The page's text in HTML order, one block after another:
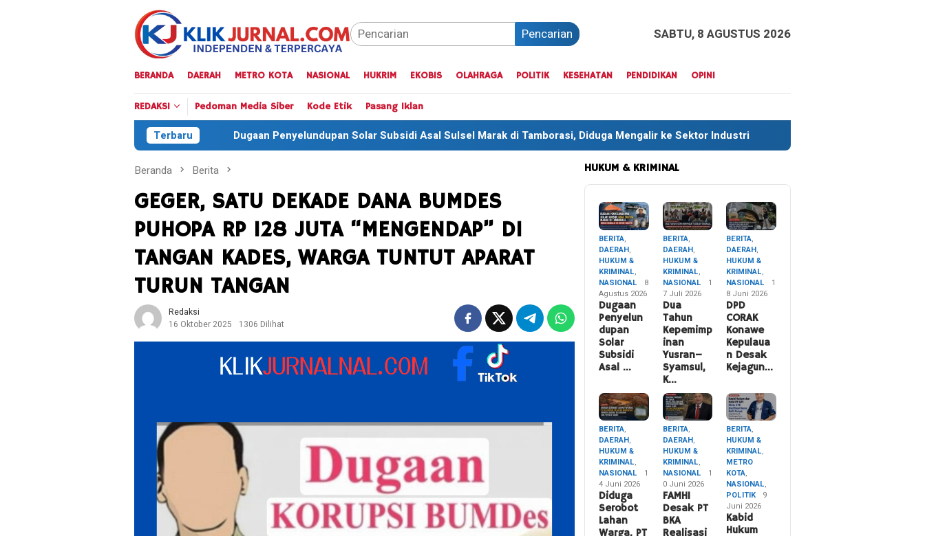
Pencarian SABTU, 8 AGUSTUS 2026
BERANDA DAERAH METRO KOTA NASIONAL HUKRIM EKOBIS OLAHRAGA POLITIK KESEHATAN PENDIDIKAN OPINI
REDAKSI Pedoman Media Siber Kode Etik Pasang Iklan
Terbaru
Dugaan Penyelundupan Solar Subsidi Asal Sulsel Marak di Tamborasi, Diduga Mengalir ke Sektor Industri Sekitar 35 Ribu Peserta Meriahkan Defile HUT
Beranda Berita
GEGER, SATU DEKADE DANA BUMDES
PUHOPA RP 128 JUTA “MENGENDAP” DI
TANGAN KADES, WARGA TUNTUT APARAT
TURUN TANGAN
Redaksi
16 Oktober 2025
1306 Dilihat
HUKUM & KRIMINAL
BERITA,
DAERAH,
HUKUM &
KRIMINAL,
NASIONAL
8
Agustus 2026
Dugaan
Penyelun
dupan
Solar
Subsidi
Asal …
BERITA,
DAERAH,
HUKUM &
KRIMINAL,
NASIONAL
1
7 Juli 2026
Dua
Tahun
Kepemimp
inan
Yusran–
Syamsul,
K…
BERITA,
DAERAH,
HUKUM &
KRIMINAL,
NASIONAL
1
8 Juni 2026
DPD
CORAK
Konawe
Kepulaua
n Desak
Kejagun…
BERITA,
DAERAH,
HUKUM &
KRIMINAL,
NASIONAL
1
4 Juni 2026
Diduga
Serobot
Lahan
Warga, PT
BERITA,
DAERAH,
HUKUM &
KRIMINAL,
NASIONAL
1
0 Juni 2026
FAMHI
Desak PT
BKA
Realisasi
BERITA,
HUKUM &
KRIMINAL,
METRO
KOTA,
NASIONAL,
POLITIK
9
Juni 2026
Kabid
Hukum